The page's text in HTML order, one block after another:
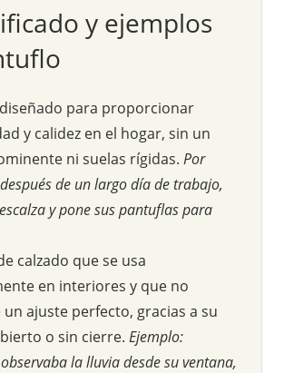
y ejemplos
para proporcionar
y calidez en el hogar, sin un
ni suelas rígidas. Por
de un largo día de trabajo,
y pone sus pantuflas para
calzado que se usa
en interiores y que no
ajuste perfecto, gracias a su
o sin cierre. Ejemplo:
la lluvia desde su ventana,